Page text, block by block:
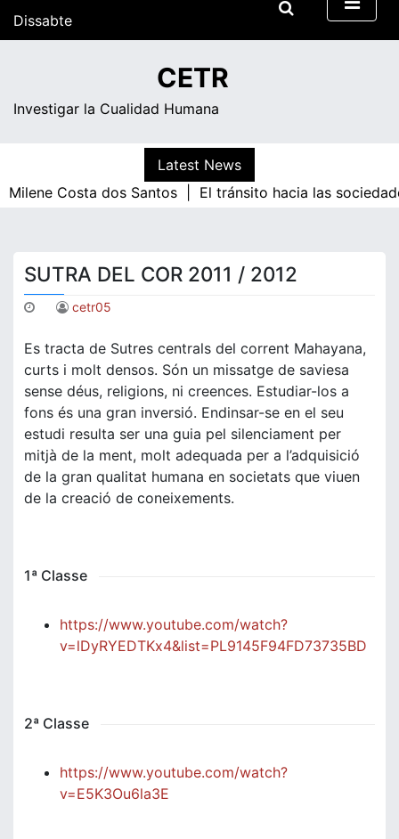
Dissabte
CETR
Investigar la Cualidad Humana
Latest News
Milene Costa dos Santos | El tránsito hacia las
SUTRA DEL COR 2011 / 2012
cetr05
Es tracta de Sutres centrals del corrent Mahayana,
curts i molt densos. Són un missatge de saviesa
sense déus, religions, ni creences. Estudiar-los a
fons és una gran inversió. Endinsar-se en el seu
estudi resulta ser una guia pel silenciament per
mitjà de la ment, molt adequada per a l’adquisició
de la gran qualitat humana en societats que viuen
de la creació de coneixements.
1ª Classe
https://www.youtube.com/watch?
v=lDyRYEDTKx4&list=PL9145F94FD73735BD
2ª Classe
https://www.youtube.com/watch?
v=E5K3Ou6la3E